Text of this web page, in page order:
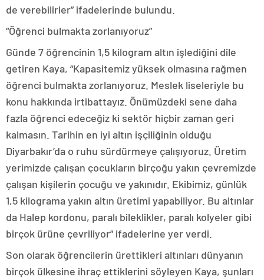
de verebilirler” ifadelerinde bulundu.
“Öğrenci bulmakta zorlanıyoruz”
Günde 7 öğrencinin 1,5 kilogram altın işlediğini dile
getiren Kaya, “Kapasitemiz yüksek olmasına rağmen
öğrenci bulmakta zorlanıyoruz. Meslek liseleriyle bu
konu hakkında irtibattayız. Önümüzdeki sene daha
fazla öğrenci edeceğiz ki sektör hiçbir zaman geri
kalmasın. Tarihin en iyi altın işçiliğinin olduğu
Diyarbakır’da o ruhu sürdürmeye çalışıyoruz. Üretim
yerimizde çalışan çocukların birçoğu yakın çevremizde
çalışan kişilerin çocuğu ve yakınıdır. Ekibimiz, günlük
1,5 kilograma yakın altın üretimi yapabiliyor. Bu altınlar
da Halep kordonu, paralı bileklikler, paralı kolyeler gibi
birçok ürüne çevriliyor” ifadelerine yer verdi.
Son olarak öğrencilerin ürettikleri altınları dünyanın
birçok ülkesine ihraç ettiklerini söyleyen Kaya, şunları